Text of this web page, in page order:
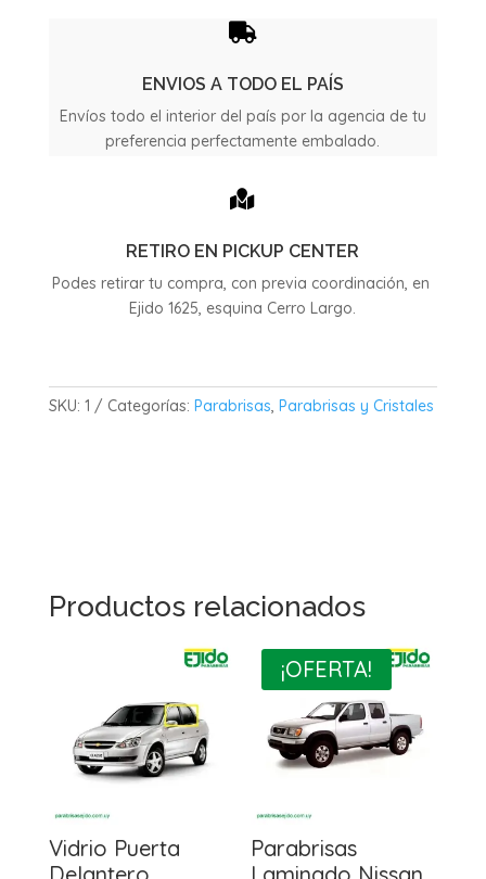

ENVIOS A TODO EL PAÍS
Envíos todo el interior del país por la agencia de tu
preferencia perfectamente embalado.

RETIRO EN PICKUP CENTER
Podes retirar tu compra, con previa coordinación, en
Ejido 1625, esquina Cerro Largo.
SKU: 1 Categorías: Parabrisas, Parabrisas y Cristales
Productos relacionados
Vidrio Puerta
¡OFERTA!
Parabrisas